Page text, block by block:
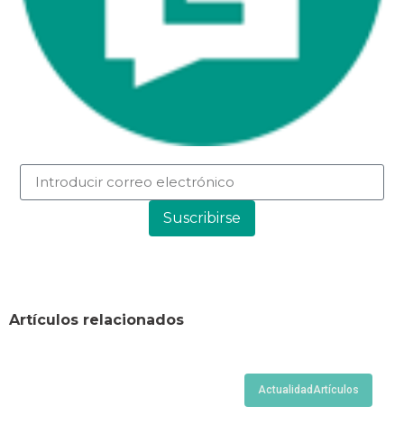
Suscribirse
Artículos relacionados
Actualidad Artículos